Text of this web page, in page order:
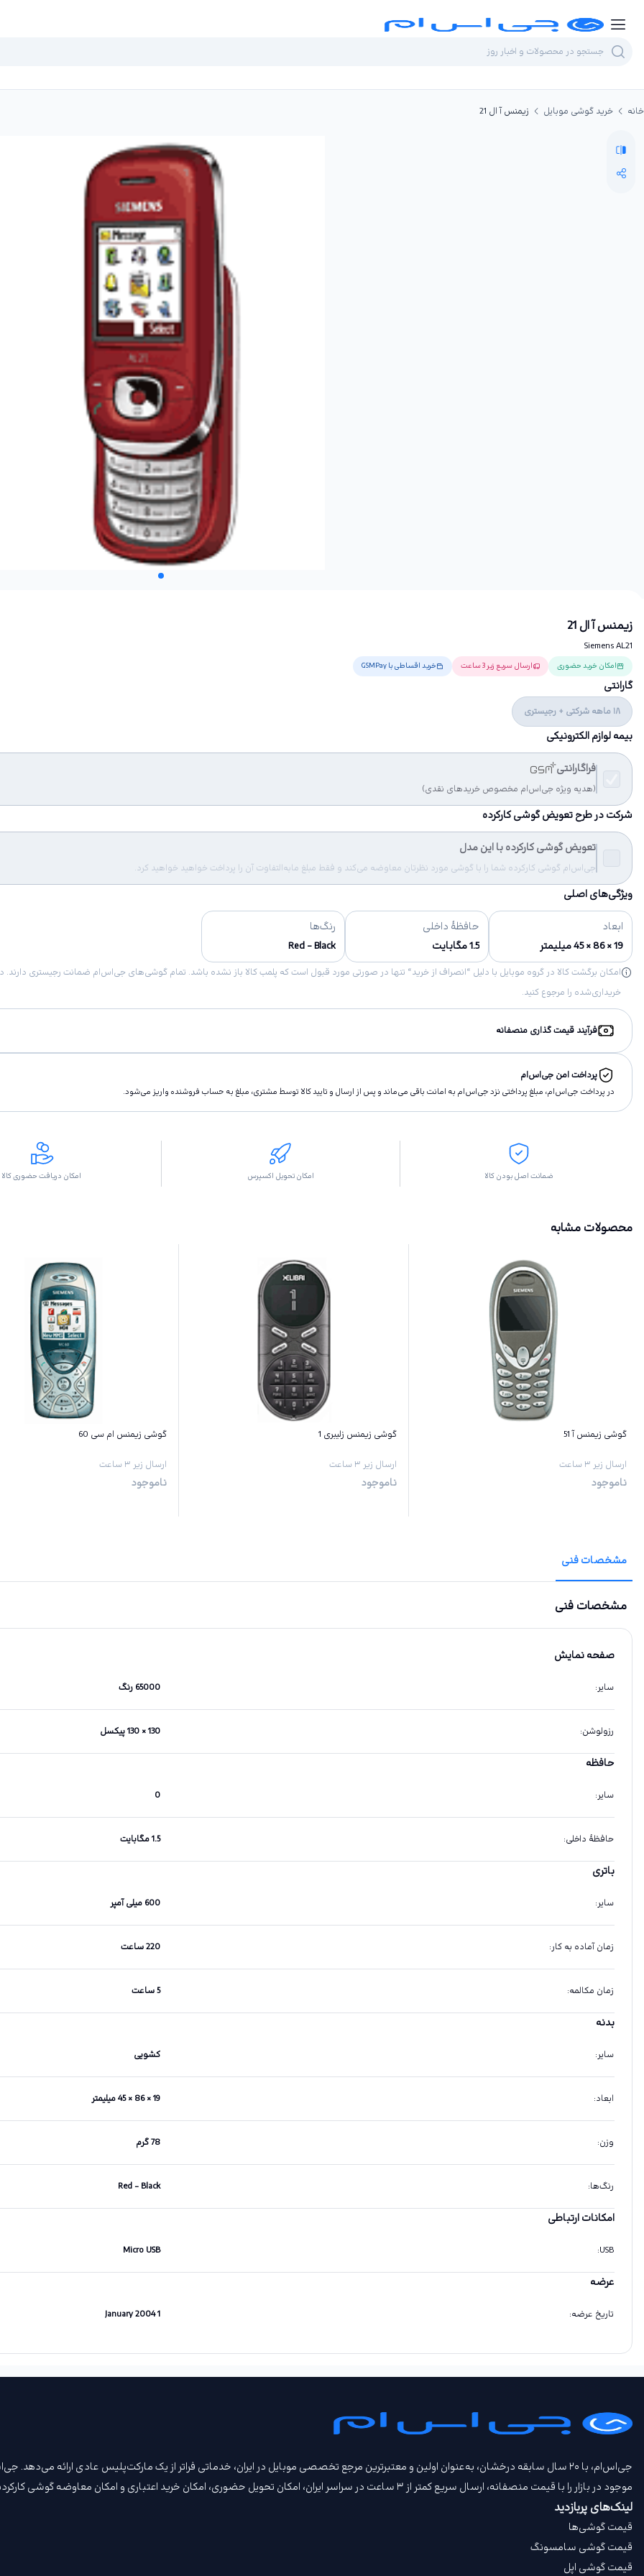
خانه خرید گوشی موبایل زیمنس آ ال 21
زیمنس آ ال 21
Siemens AL21
امکان خرید حضوری ارسال سریع زیر 3 ساعت خرید اقساطی با GSMPay
گارانتی
18 ماهه شرکتی + رجیستری
بیمه لوازم الکترونیکی
فراگارانتی
(هدیه ویژه جی‌اس‌ام مخصوص خریدهای نقدی)
شرکت در طرح تعویض گوشی کارکرده
تعویض گوشی کارکرده با این مدل
جی‌اس‌ام گوشی کارکرده شما را با گوشی مورد نظرتان معاوضه می‌کند و فقط مبلغ مابه‌التفاوت آن را پرداخت خواهید خواهید کرد.
ویژگی‌های اصلی
ابعاد
19 × 86 × 45 میلیمتر
حافظهٔ داخلی
1.5 مگابایت
رنگ‌ها
Red - Black
خریداری‌شده را مرجوع کنید.
فرآیند قیمت گذاری منصفانه
پرداخت امن جی‌اس‌ام
در پرداخت جی‌اس‌ام، مبلغ پرداختى نزد جی‌اس‌ام به امانت باقى مى‌ماند و پس از ارسال و تاييد كالا توسط مشتری، مبلغ به حساب فروشنده واريز مى‌شود.
ضمانت اصل بودن کالا امکان تحویل اکسپرس امکان دریافت حضوری کالا
محصولات مشابه
گوشی زیمنس آ 51
ارسال زیر ۳ ساعت
ناموجود
گوشی زیمنس زلیبری 1
ارسال زیر ۳ ساعت
ناموجود
گوشی زیمنس ام سی 60
ارسال زیر ۳ ساعت
ناموجود
مشخصات فنی
مشخصات فنی
صفحه نمایش
سایر: 65000 رنگ
رزولوشن: 130 × 130 پیکسل
حافظه
سایر:
0
حافظهٔ داخلی: 1.5 مگابایت
باتری
سایر: 600 میلی آمپر
زمان آماده به کار: 220 ساعت
زمان مکالمه: 5 ساعت
بدنه
سایر: کشویی
ابعاد: 19 × 86 × 45 میلیمتر
وزن: 78 گرم
رنگ‌ها:
Red - Black
امکانات ارتباطی
USB
:
Micro USB
عرضه
تاریخ عرضه:
1 January 2004
جی‌اس‌ام، با ۲۰ سال سابقه درخشان، به‌عنوان اولین و معتبرترین مرجع تخصصی موبایل در ایران، خدماتی فراتر از یک مارکت‌پلیس عادی ارائه
موجود در بازار را با قیمت‌ منصفانه، ارسال سریع کمتر از ۳ ساعت در سراسر ایران، امکان تحویل حضوری، امکان خرید اعتباری و امکان معاوضه گوشی کارکرده و بیمه جی‌اس‌ام‌ پلاس عرضه می‌کند.
لینک‌های پربازدید
قیمت گوشی‌ها
قیمت گوشی سامسونگ
قیمت گوشی اپل